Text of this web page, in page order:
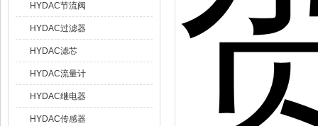
HYDAC节流阀
HYDAC过滤器
HYDAC滤芯
HYDAC流量计
HYDAC继电器
HYDAC传感器